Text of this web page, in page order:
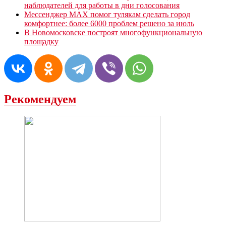
наблюдателей для работы в дни голосования
Мессенджер MAX помог тулякам сделать город
комфортнее: более 6000 проблем решено за июль
В Новомосковске построят многофункциональную
площадку
Рекомендуем